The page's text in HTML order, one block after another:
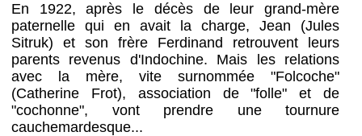
En 1922, après le décès de leur grand-mère
paternelle qui en avait la charge, Jean (Jules
Sitruk) et son frère Ferdinand retrouvent leurs
parents revenus d'Indochine. Mais les relations
avec la mère, vite surnommée "Folcoche"
(Catherine Frot), association de "folle" et de
"cochonne", vont prendre une tournure
cauchemardesque...